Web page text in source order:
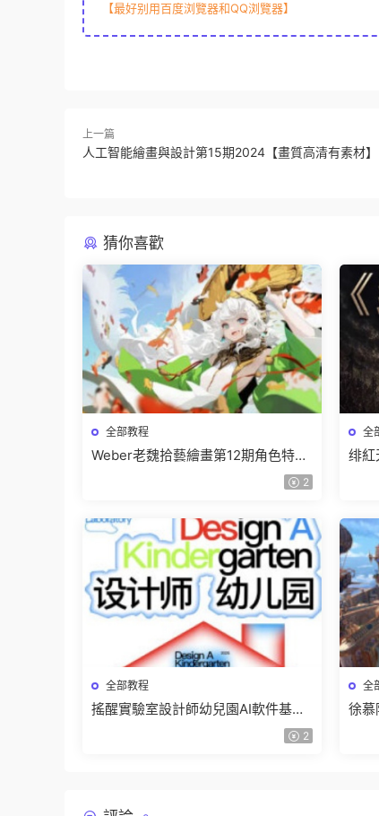
【最好别用百度浏覽器和QQ浏覽器】
上一篇
人工智能繪畫與設計第15期2024【畫質高清有素材】
猜你喜歡
全部教程
Weber老魏拾藝繪畫第12期角色特訓
2
全
绯紅
全部教程
搖醒實驗室設計師幼兒園AI軟件基礎
2
全
徐慕